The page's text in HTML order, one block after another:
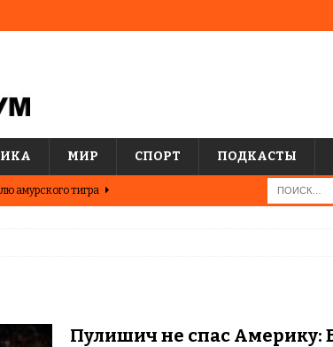
МИР СПОРТ ПОДКАСТЫ
амурского тигра
международном
Пулишич не спас Америку: